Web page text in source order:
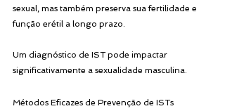
sexual, mas também preserva sua fertilidade e
função erétil a longo prazo.
Um diagnóstico de IST pode impactar
significativamente a sexualidade masculina.
Métodos Eficazes de Prevenção de ISTs